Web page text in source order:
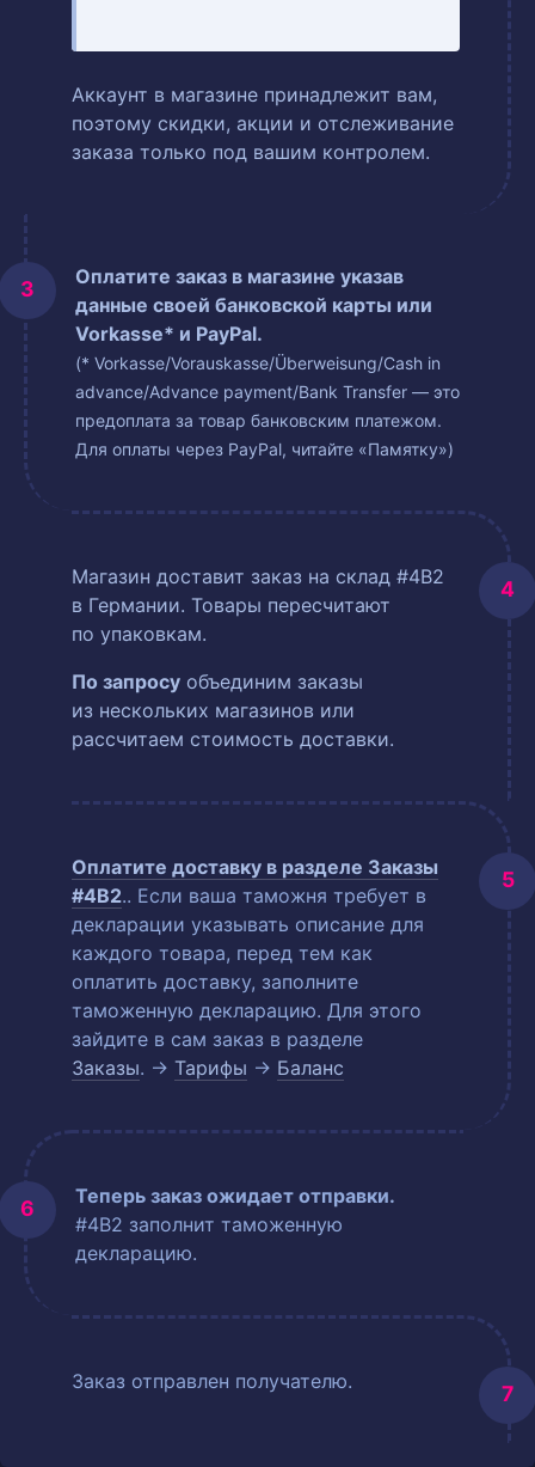
Аккаунт в магазине принадлежит вам,
поэтому скидки, акции и отслеживание
заказа только под вашим контролем.
Оплатите заказ в магазине указав
данные своей банковской карты или
Vorkasse* и PayPal.
(* Vorkasse/Vorauskasse/Überweisung/Cash in
advance/Advance payment/Bank Transfer — это
предоплата за товар банковским платежом.
Для оплаты через PayPal, читайте «Памятку»)
Магазин доставит заказ на склад #4B2
в Германии. Товары пересчитают
по упаковкам.
По запросу объединим заказы
из нескольких магазинов или
рассчитаем стоимость доставки.
Оплатите доставку в разделе Заказы
#4B2.. Если ваша таможня требует в
декларации указывать описание для
каждого товара, перед тем как
оплатить доставку, заполните
таможенную декларацию. Для этого
зайдите в сам заказ в разделе
Заказы. → Тарифы → Баланс
Теперь заказ ожидает отправки.
#4B2 заполнит таможенную
декларацию.
Заказ отправлен получателю.